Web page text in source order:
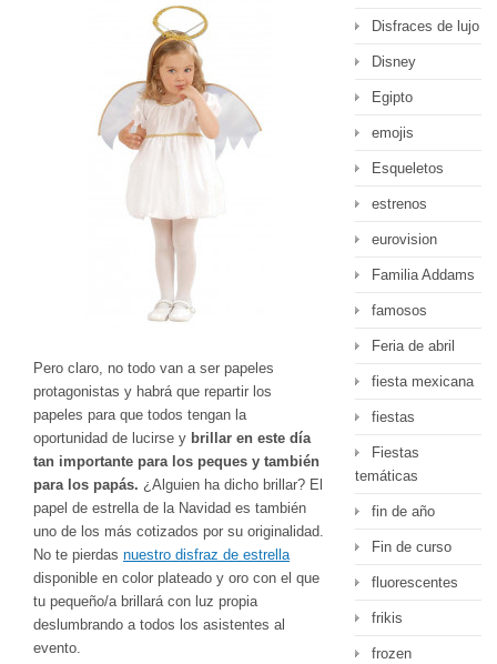
Pero claro, no todo van a ser papeles
protagonistas y habrá que repartir los
papeles para que todos tengan la
oportunidad de lucirse y brillar en este día
tan importante para los peques y también
para los papás. ¿Alguien ha dicho brillar? El
papel de estrella de la Navidad es también
uno de los más cotizados por su originalidad.
No te pierdas nuestro disfraz de estrella
disponible en color plateado y oro con el que
tu pequeño/a brillará con luz propia
deslumbrando a todos los asistentes al
evento.
Disfraces de lujo
Disney
Egipto
emojis
Esqueletos
estrenos
eurovision
Familia Addams
famosos
Feria de abril
fiesta mexicana
fiestas
Fiestas
temáticas
fin de año
Fin de curso
fluorescentes
frikis
frozen